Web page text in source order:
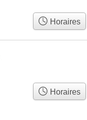
Horaires
Horaires